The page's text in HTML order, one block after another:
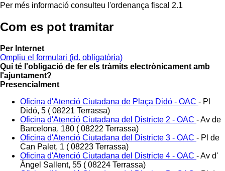
Per més informació consulteu l'ordenança fiscal 2.1
Com es pot tramitar
Per Internet
Ompliu el formulari (id. obligatòria)
Qui té l'obligació de fer els tràmits electrònicament amb
l'ajuntament?
Presencialment
Oficina d'Atenció Ciutadana de Plaça Didó - OAC - Pl
Didó, 5 ( 08221 Terrassa)
Oficina d'Atenció Ciutadana del Districte 2 - OAC -Av de
Barcelona, 180 ( 08222 Terrassa)
Oficina d'Atenció Ciutadana del Districte 3 - OAC - Pl de
Can Palet, 1 ( 08223 Terrassa)
Oficina d'Atenció Ciutadana del Districte 4 - OAC -Av d'
Àngel Sallent, 55 ( 08224 Terrassa)